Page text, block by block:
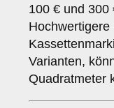
100 € und 300
Varianten,
Quadratmeter